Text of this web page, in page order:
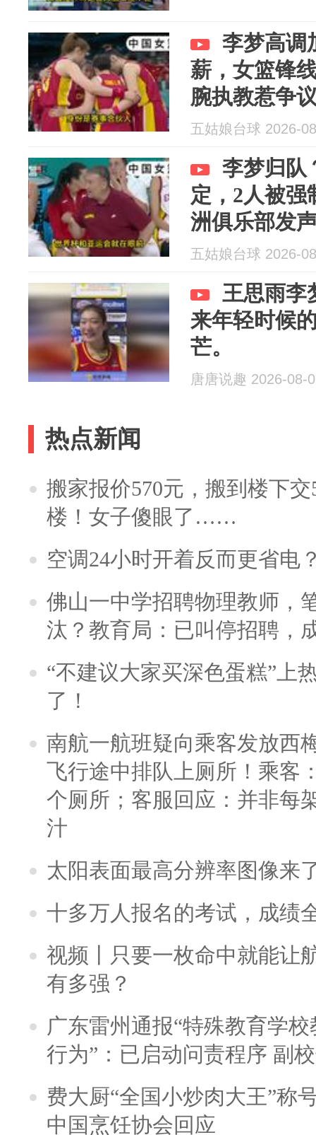
李梦高调
薪，女篮锋
腕执教惹争
五姑娘台球 2026-
李梦归队
定，2人被强
洲俱乐部发
五姑娘台球 2026-
王思雨李
来年轻时候
芒。
唐唐说趣 2026-08-
热点新闻
搬家报价570元，搬到楼下
楼！女子傻眼了……
空调24小时开着反而更省电
佛山一中学招聘物理教师，
汰？教育局：已叫停招聘，
“不建议大家买深色蛋糕”上
了！
南航一航班疑向乘客发放西
飞行途中排队上厕所！乘客
个厕所；客服回应：并非每
汁
太阳表面最高分辨率图像来
十多万人报名的考试，成绩
视频丨只要一枚命中就能让
有多强？
广东雷州通报“特殊教育学
行为”：已启动问责程序 副
费大厨“全国小炒肉大王”称
中国烹饪协会回应